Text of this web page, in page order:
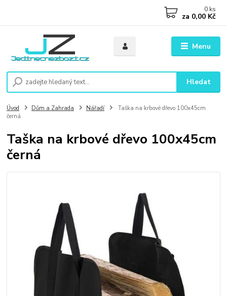
Menu
Hledat
0 ks
za 0,00 Kč
Úvod Dům a Zahrada Nářadí
Taška na krbové dřevo 100x45cm
černá
Taška na krbové dřevo 100x45cm
černá